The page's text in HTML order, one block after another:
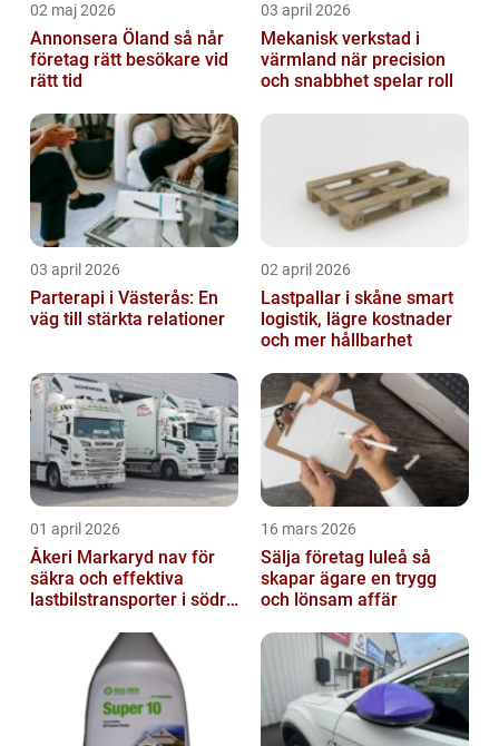
02 maj 2026
Annonsera Öland så når
företag rätt besökare vid
rätt tid
03 april 2026
Mekanisk verkstad i
värmland när precision
och snabbhet spelar roll
03 april 2026
Parterapi i Västerås: En
väg till stärkta relationer
02 april 2026
Lastpallar i skåne smart
logistik, lägre kostnader
och mer hållbarhet
01 april 2026
Åkeri Markaryd nav för
säkra och effektiva
lastbilstransporter i södra
16 mars 2026
Sälja företag luleå så
skapar ägare en trygg
och lönsam affär